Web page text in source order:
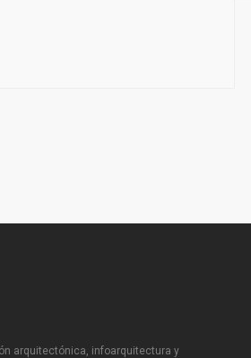
arquitectónica, infoarquitectura y